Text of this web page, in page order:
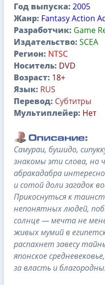
Год выпуска: 2005
Жанр: Fantasy Action
Разработчик: Game
Издательство: SCEA
Регион: NTSC
Носитель: DVD
Возраст: 18+
Язык: RUS
Перевод: Субтитры
Мультиплейер: Нет
Самураи, бушидо,
знакомы эти слова, но
абракадабра
и сотой доли загадок
Прикоснуться к
непонятных людей,
солнце — мечта не
живых мумий в
распахнет завесу
японское
за власть и